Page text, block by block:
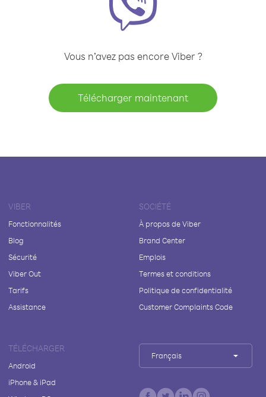
Vous n’avez pas encore Viber ?
Télécharger maintenant
VIBER
Fonctionnalités
Blog
Sécurité
Viber Out
Tarifs
Assistance
SOCIÉTÉ
À propos de Viber
Brand Center
Emplois
Termes et conditions
Politique de confidentialité
Customer Complaints Code
TÉLÉCHARGER
Android
iPhone & iPad
Français